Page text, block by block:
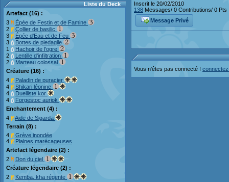
Liste du Deck
Artefact (16) :
3
Épée de Festin et de Famine
2
Collier de basilic
3
Épée d'Eau et de Feu
3
Bottes de piedagile
1
Hachoir de l'ogre
2
Lentille d'infiltration
2
Marteau colossal
Créature (16) :
4
Paladin de puracier
4
Shikari léonine
4
Duelliste kor
4
Forgestoc auriok
Enchantement (4) :
4
Aide de Sigarda
Terrain (8) :
4
Grève inondée
4
Plaines marécageuses
Artefact légendaire (2) :
2
Don du ciel
Créature légendaire (2) :
2
Kemba, kha régente
Inscrit le 20/02/2010
138 Messages/ 0 Contributions/ 0 Pts
Message Privé
Vous n'êtes pas connecté !